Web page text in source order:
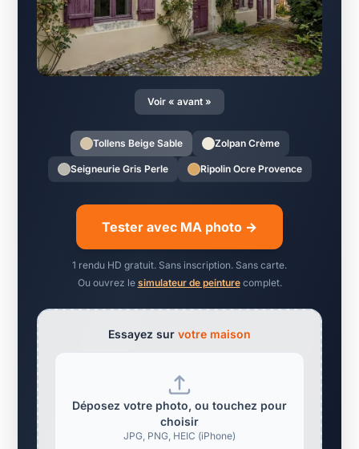
Voir « avant »
Tollens Beige Sable Zolpan Crème
Seigneurie Gris Perle Ripolin Ocre Provence
Tester avec MA photo →
1 rendu HD gratuit. Sans inscription. Sans carte.
Ou ouvrez le simulateur de peinturecomplet.
Essayez sur votre maison
Déposez votre photo, ou touchez pour
choisir
JPG, PNG, HEIC (iPhone)